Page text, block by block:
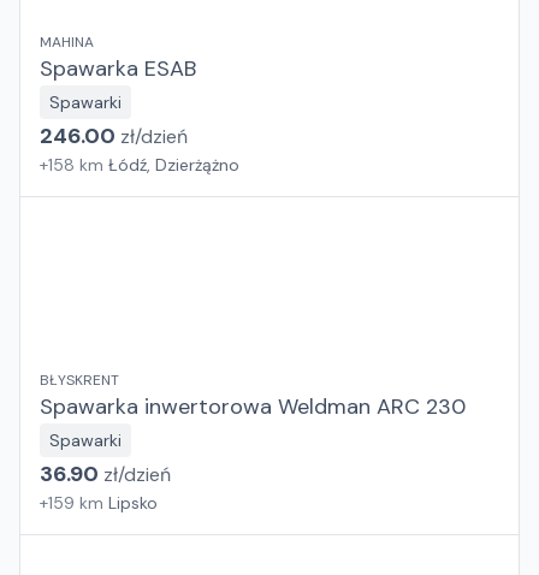
MAHINA
Spawarka ESAB
Spawarki
246.00 zł/dzień
+158 km Łódź, Dzierżążno
BŁYSKRENT
Spawarka inwertorowa Weldman ARC 230
Spawarki
36.90 zł/dzień
+159 km Lipsko